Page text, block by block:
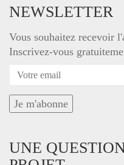
NEWSLETTER
Vous souhaitez recevoir
Inscrivez-vous
UNE